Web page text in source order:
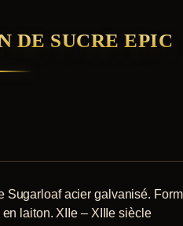
DE SUCRE EPIC
Sugarloaf acier galvanisé.
laiton. XIIe – XIIIe siècle